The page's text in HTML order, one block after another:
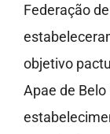
Federação
objetivo
Apae de